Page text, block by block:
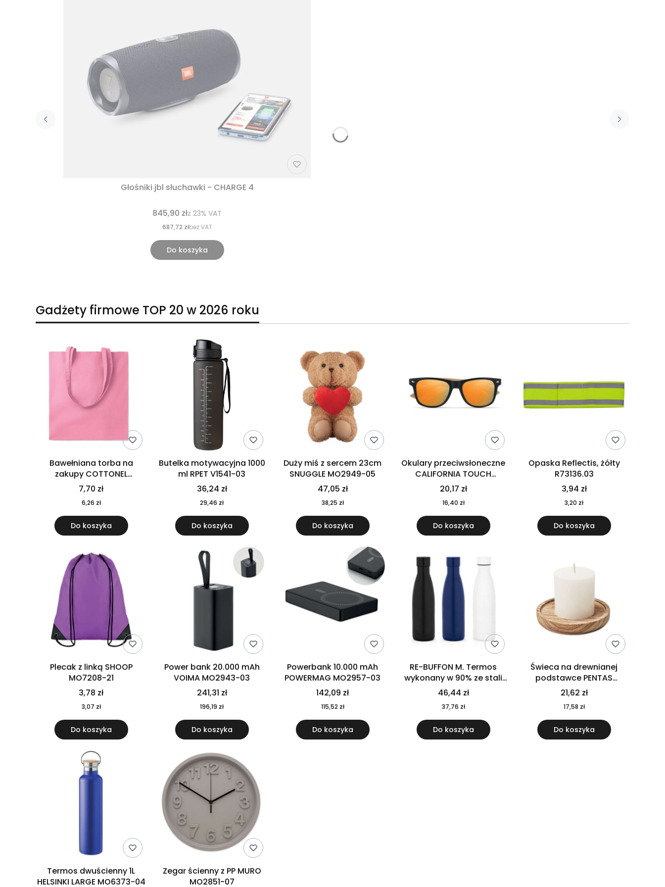
Głośniki jbl słuchawki - CHARGE 4
845,90 złz 23% VAT
687,72 złbez VAT
Do koszyka
Gadżety firmowe TOP 20 w 2026 roku
Bawełniana torba na
zakupy COTTONEL
COLOUR++ MO9846-11
7,70 zł
6,26 zł
Do koszyka
Butelka motywacyjna 1000
ml RPET V1541-03
36,24 zł
29,46 zł
Do koszyka
Duży miś z sercem 23cm
SNUGGLE MO2949-05
47,05 zł
38,25 zł
Do koszyka
Okulary przeciwsłoneczne
CALIFORNIA TOUCH
MO9617-10
20,17 zł
16,40 zł
Do koszyka
Opaska Reflectis, żółty
R73136.03
3,94 zł
3,20 zł
Do koszyka
Plecak z linką SHOOP
MO7208-21
3,78 zł
3,07 zł
Do koszyka
Power bank 20.000 mAh
VOIMA MO2943-03
241,31 zł
196,19 zł
Do koszyka
Powerbank 10.000 mAh
POWERMAG MO2957-03
142,09 zł
115,52 zł
Do koszyka
RE-BUFFON M. Termos
wykonany w 90% ze stali
nierdzewnej pochodzącej z
recyklingu 520 ml 94294
46,44 zł
37,76 zł
Do koszyka
Świeca na drewnianej
podstawce PENTAS
MO6282-40
21,62 zł
17,58 zł
Do koszyka
Termos dwuścienny 1L
HELSINKI LARGE MO6373-04
Zegar ścienny z PP MURO
MO2851-07